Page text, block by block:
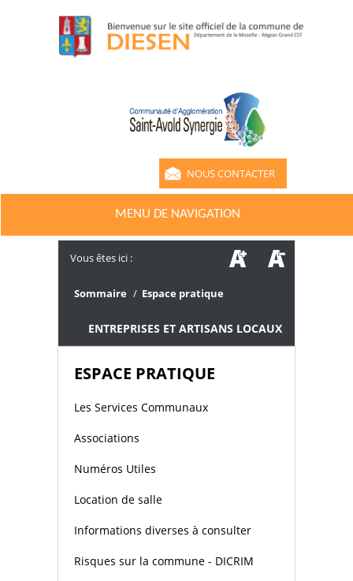
NOUS CONTACTER
MENU DE NAVIGATION
Vous êtes ici :
Sommaire / Espace pratique
ENTREPRISES ET ARTISANS LOCAUX
ESPACE PRATIQUE
Les Services Communaux
Associations
Numéros Utiles
Location de salle
Informations diverses à consulter
Risques sur la commune - DICRIM